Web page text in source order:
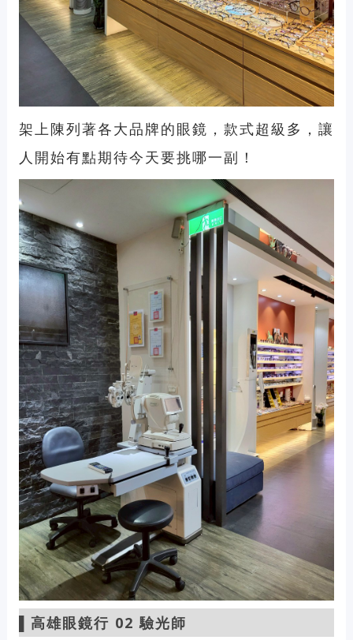
架上陳列著各大品牌的眼鏡，款式超級多，讓
人開始有點期待今天要挑哪一副！
▌高雄眼鏡行 02 驗光師